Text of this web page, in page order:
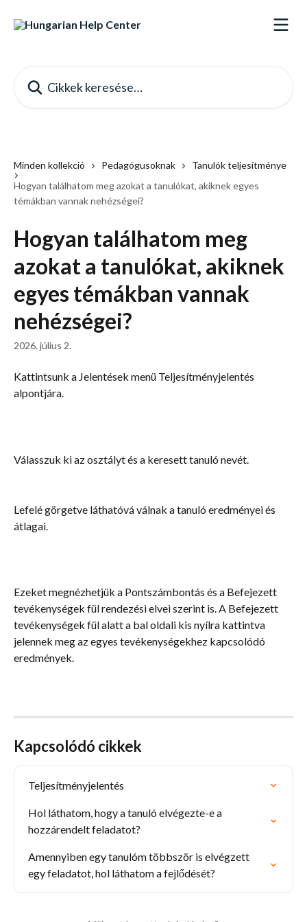
Minden kollekció Pedagógusoknak
Tanulók teljesítménye
Hogyan találhatom meg azokat a tanulókat, akiknek egyes
témákban vannak nehézségei?
Hogyan találhatom meg
azokat a tanulókat, akiknek
egyes témákban vannak
nehézségei?
2026. július 2.
Kattintsunk a Jelentések menü Teljesítményjelentés
alpontjára.
Válasszuk ki az osztályt és a keresett tanuló nevét.
Lefelé görgetve láthatóvá válnak a tanuló eredményei és
átlagai.
Ezeket megnézhetjük a Pontszámbontás és a Befejezett
tevékenységek fül rendezési elvei szerint is. A Befejezett
tevékenységek fül alatt a bal oldali kis nyílra kattintva
jelennek meg az egyes tevékenységekhez kapcsolódó
eredmények.
Kapcsolódó cikkek
Teljesítményjelentés
Hol láthatom, hogy a tanuló elvégezte-e a
hozzárendelt feladatot?
Amennyiben egy tanulóm többször is elvégzett
egy feladatot, hol láthatom a fejlődését?